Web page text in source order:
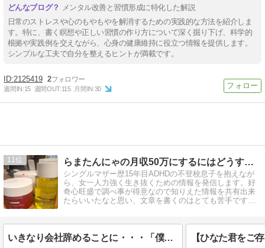
メンタル改善と習慣形成に特化した解説
日常のストレスや心のもやもやを解消するための実践的な方法を紹介しま
す。特に、書く瞑想や正しい習慣の作り方について深く掘り下げ、科学的
根拠や実践例を交えながら、心身の健康維持に役立つ情報を提供します。
シンプルな工夫で自分を整えるヒントが満載です。
2125419 2
週間IN:15 週間OUT:115 月間IN:30
11 らまたんにゃの月収50万にするにはどうするブログ
シングルマザー歴15年目ADHDの不登校息子を抱えなが
ら、女一人力強く生き抜くための情報を発信します。好
奇心旺盛で調べ事が得意なので知りえた情報を共有出来
たらいいたなと思い、文章を書くのはとても苦手ですが
いきなり会社辞めることに・・・「僕と付き合わないなら次の就職先を探すことになるね」